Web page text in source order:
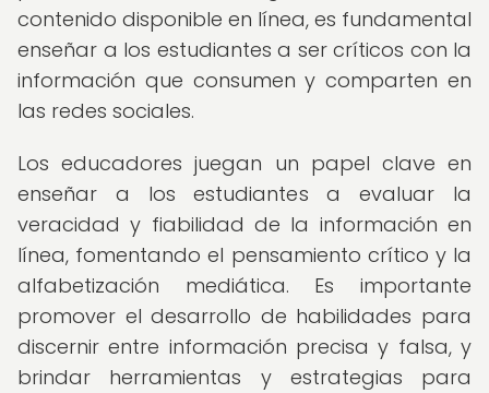
contenido disponible en línea, es fundamental
enseñar a los estudiantes a ser críticos con la
información que consumen y comparten en
las redes sociales.
Los educadores juegan un papel clave en
enseñar a los estudiantes a evaluar la
veracidad y fiabilidad de la información en
línea, fomentando el pensamiento crítico y la
alfabetización mediática. Es importante
promover el desarrollo de habilidades para
discernir entre información precisa y falsa, y
brindar herramientas y estrategias para